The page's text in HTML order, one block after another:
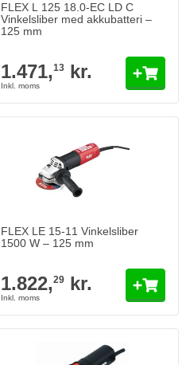
FLEX L 125 18.0-EC LD C
Vinkelsliber med akkubatteri –
125 mm
1.471,13kr.
FLEX LE 15-11 Vinkelsliber
1500 W – 125 mm
1.822,29kr.